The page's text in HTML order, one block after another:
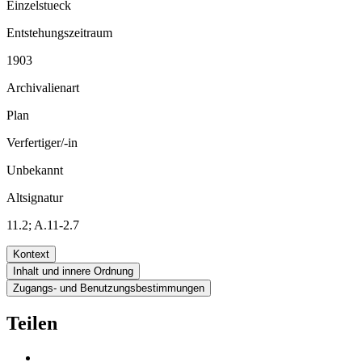
Einzelstueck
Entstehungszeitraum
1903
Archivalienart
Plan
Verfertiger/-in
Unbekannt
Altsignatur
11.2; A.11-2.7
Kontext
Inhalt und innere Ordnung
Zugangs- und Benutzungsbestimmungen
Teilen